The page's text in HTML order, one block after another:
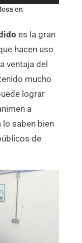
en
es la gran
hacen uso
ventaja del
mucho
lograr
a
lo saben bien
de